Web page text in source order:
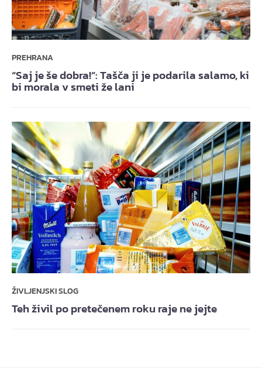
PREHRANA
“Saj je še dobra!”: Tašča ji je podarila salamo, ki
bi morala v smeti že lani
ŽIVLJENJSKI SLOG
Teh živil po pretečenem roku raje ne jejte